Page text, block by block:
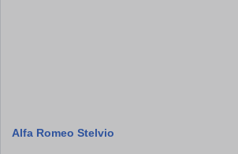
Alfa Romeo Stelvio